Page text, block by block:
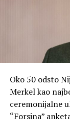
Oko 50 odsto
Merkel kao
ceremonijalne
“Forsina”